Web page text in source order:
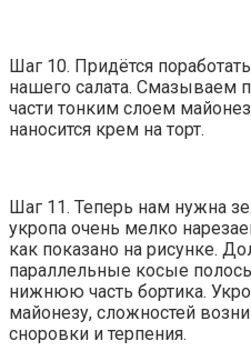
Шаг 10. Придётся
нашего салата. Смазываем
части тонким слоем
наносится крем на торт.
Шаг 11. Теперь нам нужна
укропа очень мелко
как показано на рисунке.
параллельные косые
нижнюю часть бортика.
майонезу, сложностей
сноровки и терпения.